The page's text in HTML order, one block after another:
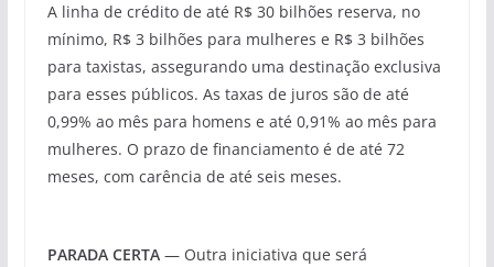
A linha de crédito de até R$ 30 bilhões reserva, no
mínimo, R$ 3 bilhões para mulheres e R$ 3 bilhões
para taxistas, assegurando uma destinação exclusiva
para esses públicos. As taxas de juros são de até
0,99% ao mês para homens e até 0,91% ao mês para
mulheres. O prazo de financiamento é de até 72
meses, com carência de até seis meses.
PARADA CERTA— Outra iniciativa que será